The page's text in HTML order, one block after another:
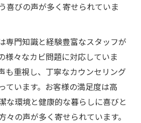
喜びの声が多く寄せられていま
専門知識と経験豊富なスタッフが
様々なカビ問題に対応していま
も重視し、丁寧なカウンセリング
ています。お客様の満足度は高
な環境と健康的な暮らしに喜びと
々の声が多く寄せられています。